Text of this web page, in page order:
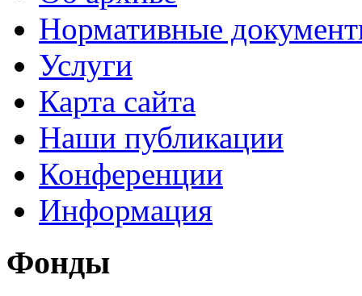
Нормативные
Услуги
Карта сайта
Наши публикации
Конференции
Информация
Фонды